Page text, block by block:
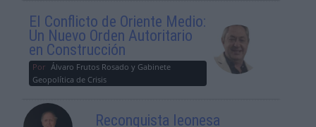
El Conflicto de Oriente Medio:
Un Nuevo Orden Autoritario
en Construcción
Por Álvaro Frutos Rosado y Gabinete
Geopolítica de Crisis
Reconquista leonesa